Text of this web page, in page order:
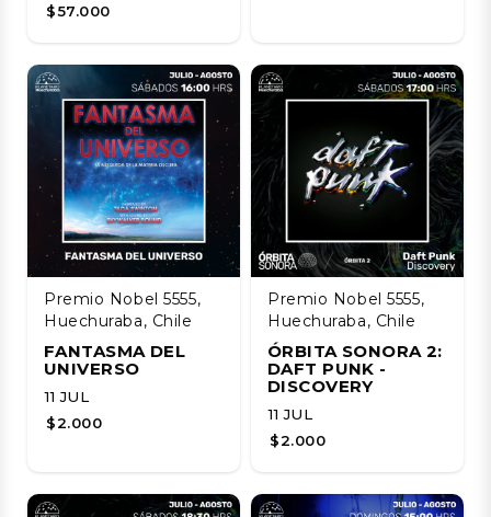
$57.000
Premio Nobel 5555,
Huechuraba, Chile
FANTASMA DEL
UNIVERSO
11 JUL
$2.000
Premio Nobel 5555,
Huechuraba, Chile
ÓRBITA SONORA 2:
DAFT PUNK -
DISCOVERY
11 JUL
$2.000